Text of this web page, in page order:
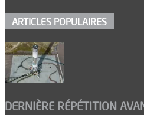
ARTICLES POPULAIRES
DERNIÈRE RÉPÉTITION